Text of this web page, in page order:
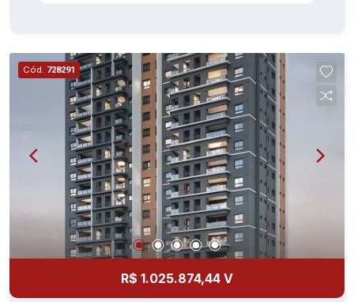
Cód. 728291
R$ 1.025.874,44 V